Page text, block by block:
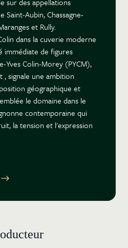
Saint-Aubin, Chassagne-
et Rully.
dans la cuverie moderne
immédiate de figures
Yves Colin-Morey (PYCM),
, signale une ambition
géographique et
le domaine dans le
contemporaine qui
la tension et l'expression
70% de la production
30% consacrés au Pinot
on compte le Saint-Aubin
Cru Les Chaumées, connu